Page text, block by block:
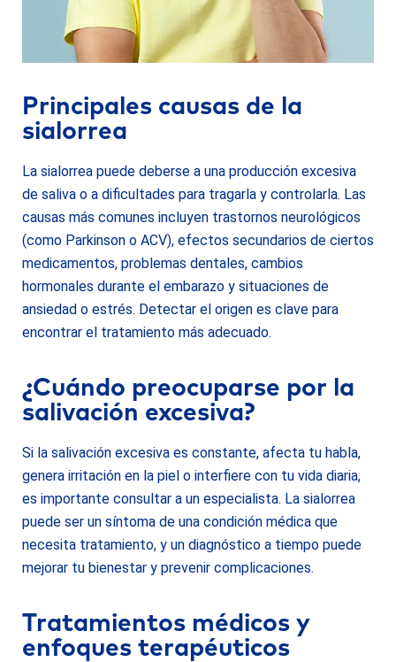
Principales causas de la
sialorrea
La sialorrea puede deberse a una producción excesiva
de saliva o a dificultades para tragarla y controlarla. Las
causas más comunes incluyen trastornos neurológicos
(como Parkinson o ACV), efectos secundarios de ciertos
medicamentos, problemas dentales, cambios
hormonales durante el embarazo y situaciones de
ansiedad o estrés. Detectar el origen es clave para
encontrar el tratamiento más adecuado.
¿Cuándo preocuparse por la
salivación excesiva?
Si la salivación excesiva es constante, afecta tu habla,
genera irritación en la piel o interfiere con tu vida diaria,
es importante consultar a un especialista. La sialorrea
puede ser un síntoma de una condición médica que
necesita tratamiento, y un diagnóstico a tiempo puede
mejorar tu bienestar y prevenir complicaciones.
Tratamientos médicos y
enfoques terapéuticos